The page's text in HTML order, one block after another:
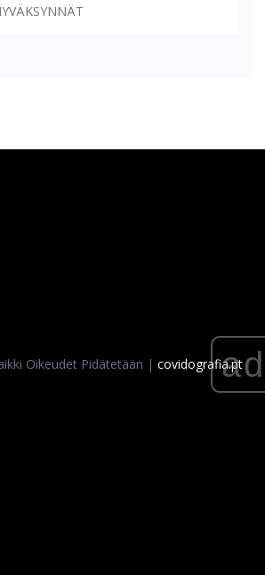
Oikeudet Pidätetään | covidografia.ptad